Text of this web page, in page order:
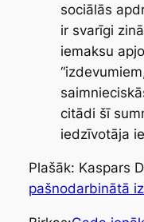
sociālās
ir svarīgi
iemaksu
citādi šī
iedzīvotāja
Plašāk: Kaspars
pašnodarbinātā